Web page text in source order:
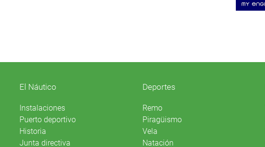
El Náutico
Instalaciones
Puerto deportivo
Historia
Junta directiva
Deportes
Remo
Piragüismo
Vela
Natación